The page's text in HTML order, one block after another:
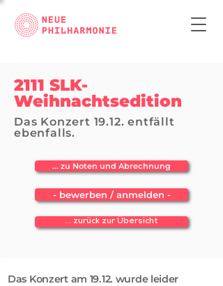
2111 SLK-
Weihnachtsedition
Das Konzert 19.12. entfällt
ebenfalls.
... zu Noten und Abrechnung
- bewerben / anmelden -
... zurück zur Übersicht
Das Konzert am 19.12. wurde leider